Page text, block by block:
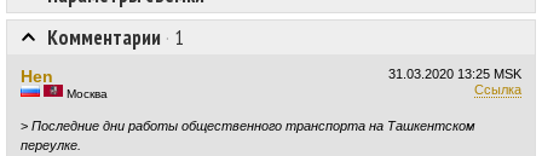
Комментарии · 1
31.03.2020 13:25 MSK
Ссылка
Hen
Москва
> Последние дни работы общественного транспорта на Ташкентском
переулке.